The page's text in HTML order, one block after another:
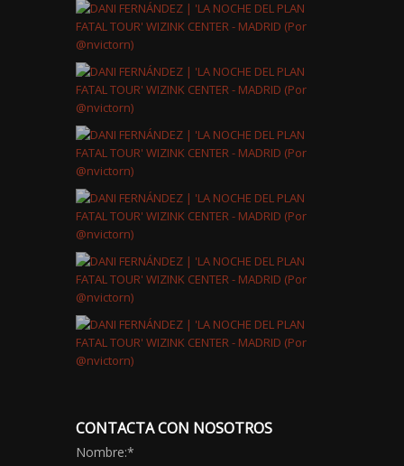
CONTACTA CON NOSOTROS
Nombre:*